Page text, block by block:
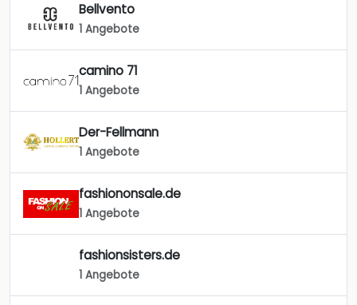
Bellvento
1 Angebote
camino 71
1 Angebote
Der-Fellmann
1 Angebote
fashiononsale.de
1 Angebote
fashionsisters.de
1 Angebote